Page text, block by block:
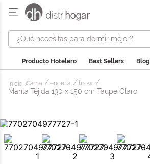
¿Qué necesitas para dormir mejor?
Producto Hotelero Best Sellers Blog
Cama Lencería Throw
Manta Tejida 130 x 150 cm Taupe Claro